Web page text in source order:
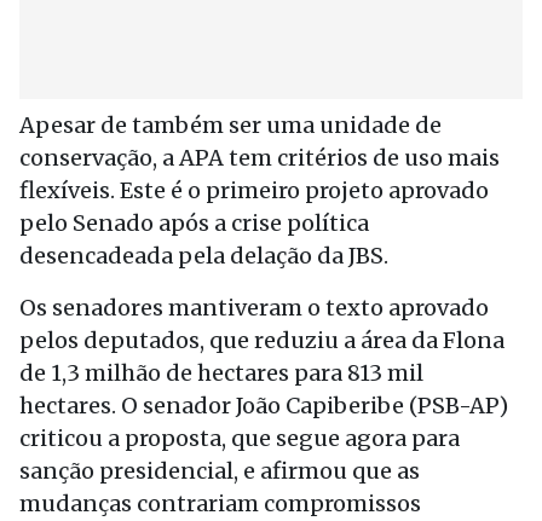
Apesar de também ser uma unidade de
conservação, a APA tem critérios de uso mais
flexíveis. Este é o primeiro projeto aprovado
pelo Senado após a crise política
desencadeada pela delação da JBS.
Os senadores mantiveram o texto aprovado
pelos deputados, que reduziu a área da Flona
de 1,3 milhão de hectares para 813 mil
hectares. O senador João Capiberibe (PSB-AP)
criticou a proposta, que segue agora para
sanção presidencial, e afirmou que as
mudanças contrariam compromissos